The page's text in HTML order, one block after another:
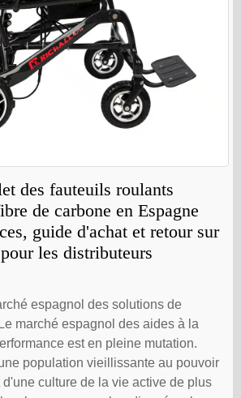
des fauteuils roulants
de carbone en Espagne
guide d'achat et retour sur
les distributeurs
espagnol des solutions de
marché espagnol des aides à la
est en pleine mutation.
population vieillissante au pouvoir
culture de la vie active de plus